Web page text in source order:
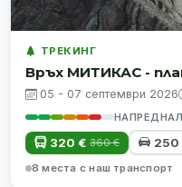
ТРЕКИНГ
Връх МИТИКАС -
05 - 07 септември 2026
320 € 360 € 250
8 места с наш транспорт